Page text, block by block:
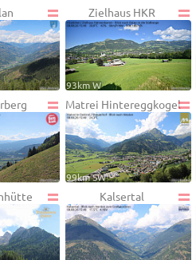
Zielhaus HKR
93km W
Matrei Hintereggkogel
99km SW
Kalsertal